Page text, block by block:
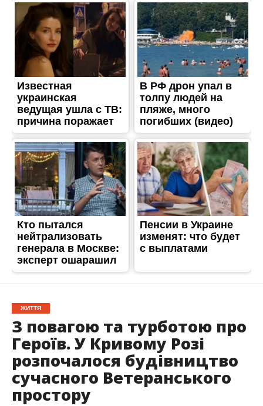
ЖИТТЯ
З повагою та турботою про
Героїв. У Кривому Розі
розпочалося будівництво
сучасного Ветеранського
простору